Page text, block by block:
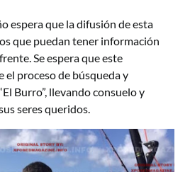
espera que la difusión de esta
que puedan tener información
Se espera que este
proceso de búsqueda y
Burro”, llevando consuelo y
seres queridos.